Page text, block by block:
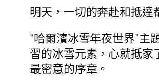
明天，一切的奔赴和抵達
“哈爾濱冰雪年夜世界”
習的冰雪元素，心就抵家
最密意的序章。